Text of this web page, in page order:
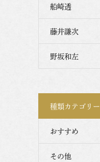
船崎透
藤井謙次
野坂和左
種類カテゴリー
おすすめ
その他